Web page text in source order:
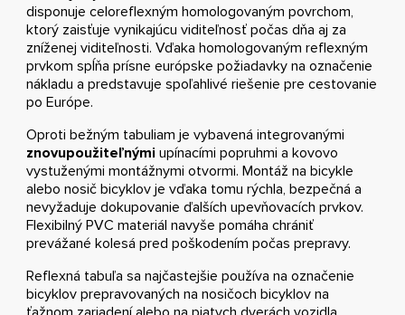
disponuje celoreflexným homologovaným povrchom,
ktorý zaisťuje vynikajúcu viditeľnosť počas dňa aj za
zníženej viditeľnosti. Vďaka homologovaným reflexným
prvkom spĺňa prísne európske požiadavky na označenie
nákladu a predstavuje spoľahlivé riešenie pre cestovanie
po Európe.
Oproti bežným tabuliam je vybavená integrovanými
znovupoužiteľnýmiupínacími popruhmi a kovovo
vystuženými montážnymi otvormi. Montáž na bicykle
alebo nosič bicyklov je vďaka tomu rýchla, bezpečná a
nevyžaduje dokupovanie ďalších upevňovacích prvkov.
Flexibilný PVC materiál navyše pomáha chrániť
prevážané kolesá pred poškodením počas prepravy.
Reflexná tabuľa sa najčastejšie používa na označenie
bicyklov prepravovaných na nosičoch bicyklov na